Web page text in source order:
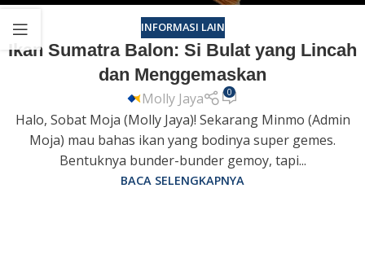
INFORMASI LAIN
Ikan Sumatra Balon: Si Bulat yang Lincah
dan Menggemaskan
Molly Jaya 0
Halo, Sobat Moja (Molly Jaya)! Sekarang Minmo (Admin
Moja) mau bahas ikan yang bodinya super gemes.
Bentuknya bunder-bunder gemoy, tapi...
BACA SELENGKAPNYA